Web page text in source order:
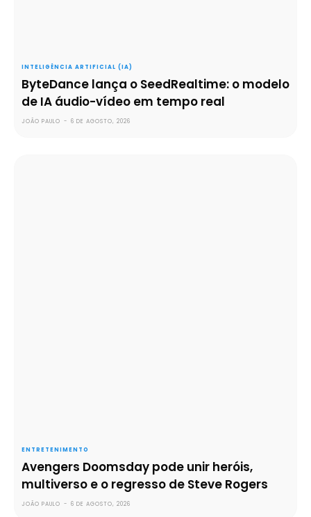
INTELIGÊNCIA ARTIFICIAL (IA)
ByteDance lança o SeedRealtime: o modelo
de IA áudio-vídeo em tempo real
JOÃO PAULO - 6 DE AGOSTO, 2026
ENTRETENIMENTO
Avengers Doomsday pode unir heróis,
multiverso e o regresso de Steve Rogers
JOÃO PAULO - 6 DE AGOSTO, 2026